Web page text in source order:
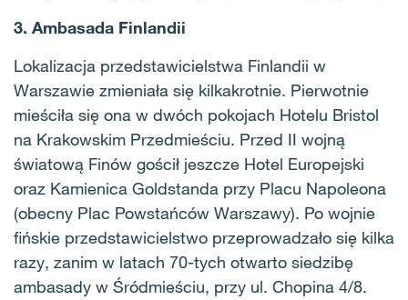
3. Ambasada Finlandii
Lokalizacja przedstawicielstwa Finlandii w
Warszawie zmieniała się kilkakrotnie. Pierwotnie
mieściła się ona w dwóch pokojach Hotelu Bristol
na Krakowskim Przedmieściu. Przed II wojną
światową Finów gościł jeszcze Hotel Europejski
oraz Kamienica Goldstanda przy Placu Napoleona
(obecny Plac Powstańców Warszawy). Po wojnie
fińskie przedstawicielstwo przeprowadzało się kilka
razy, zanim w latach 70-tych otwarto siedzibę
ambasady w Śródmieściu, przy ul. Chopina 4/8.